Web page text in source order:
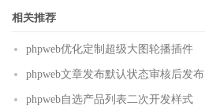
相关推荐
phpweb优化定制超级大图轮播插件
phpweb文章发布默认状态审核后发布
phpweb自选产品列表二次开发样式